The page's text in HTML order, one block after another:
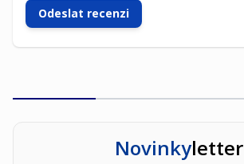
Odeslat recenzi
Novinkyletter